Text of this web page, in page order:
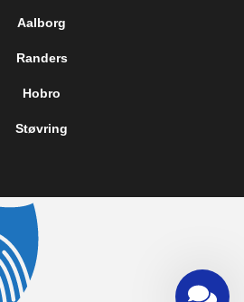
Aalborg
Randers
Hobro
Støvring